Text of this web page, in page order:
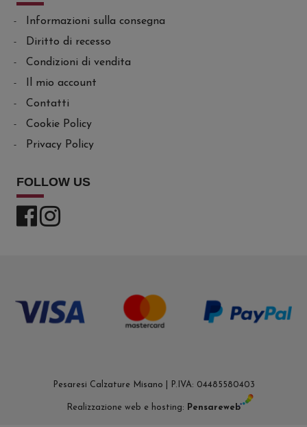
Informazioni sulla consegna
Diritto di recesso
Condizioni di vendita
Il mio account
Contatti
Cookie Policy
Privacy Policy
FOLLOW US
Pesaresi Calzature Misano | P.IVA: 04485580403
Realizzazione web e hosting: Pensareweb